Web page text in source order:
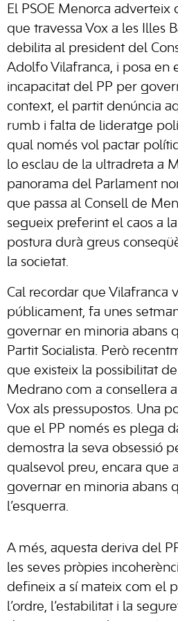
El PSOE Menorca adverteix
que travessa Vox a les Illes
debilita al president del
Adolfo Vilafranca, i posa en
incapacitat del PP per
context, el partit denúncia
rumb i falta de lideratge
qual només vol pactar
lo esclau de la ultradreta a
panorama del Parlament
que passa al Consell de
segueix preferint el caos a
postura durà greus
la societat.
Cal recordar que Vilafranca
públicament, fa unes
governar en minoria abans
Partit Socialista. Però
que existeix la possibilitat
Medrano com a consellera
Vox als pressupostos. Una
que el PP només es plega
demostra la seva obsessió
qualsevol preu, encara que
governar en minoria abans
l’esquerra.
A més, aquesta deriva del
les seves pròpies
defineix a sí mateix com el
l’ordre, l’estabilitat i la